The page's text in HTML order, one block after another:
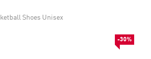
Shoes Unisex
-30%